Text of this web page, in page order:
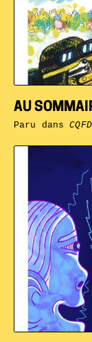
AU
Paru dansCQFD